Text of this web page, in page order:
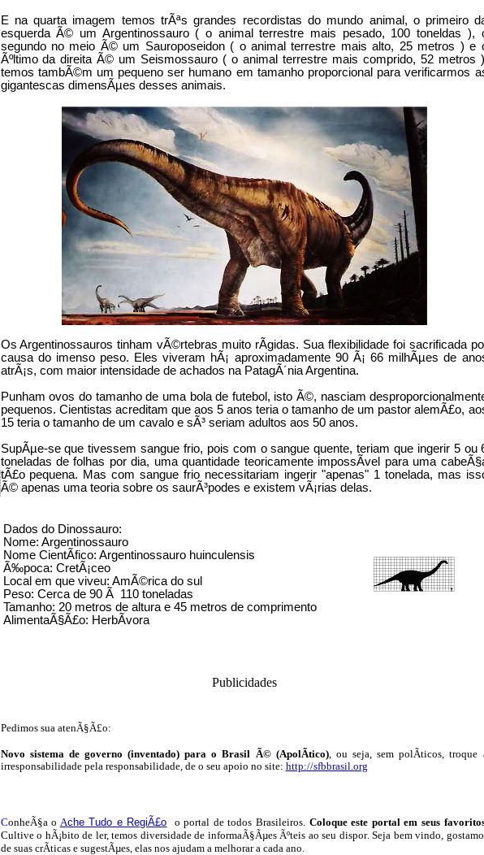
E na quarta imagem temos trÃªs grandes recordistas do mundo animal, o primeiro
esquerda Ã© um Argentinossauro ( o animal terrestre mais pesado, 100 toneldas ),
segundo no meio Ã© um Sauroposeidon ( o animal terrestre mais alto, 25 metros ) e
Ãºltimo da direita Ã© um Seismossauro ( o animal terrestre mais comprido, 52 metros
temos tambÃ©m um pequeno ser humano em tamanho proporcional para verificarmos
gigantescas dimensÃµes desses animais.
Os Argentinossauros tinham vÃ©rtebras muito rÃ­gidas. Sua flexibilidade foi sacrificada
causa do imenso peso. Eles viveram hÃ¡ aproximadamente 90 Ã¡ 66 milhÃµes de
atrÃ¡s, com maior intensidade de achados na PatagÃ´nia Argentina.
Punham ovos do tamanho de uma bola de futebol, isto Ã©, nasciam
pequenos. Cientistas acreditam que aos 5 anos teria o tamanho de um pastor alemÃ£o,
15 teria o tamanho de um cavalo e sÃ³ seriam adultos aos 50 anos.
SupÃµe-se que tivessem sangue frio, pois com o sangue quente, teriam que ingerir 5 ou
toneladas de folhas por dia, uma quantidade teoricamente impossÃ­vel para uma
tÃ£o pequena. Mas com sangue frio necessitariam ingerir "apenas" 1 tonelada, mas
Ã© apenas uma teoria sobre os saurÃ³podes e existem vÃ¡rias delas.
Dados do Dinossauro:
Nome: Argentinossauro
Nome CientÃ­fico: Argentinossauro huinculensis
Ã‰poca: CretÃ¡ceo
Local em que viveu: AmÃ©rica do sul
Peso: Cerca de 90 Ã 110 toneladas
Tamanho: 20 metros de altura e 45 metros de comprimento
AlimentaÃ§Ã£o: HerbÃ­vora
Publicidades
Pedimos sua atenÃ§Ã£o:
Novo sistema de governo (inventado) para o Brasil Ã© (ApolÃ­tico), ou seja, sem polÃ­ticos, troque
irresponsabilidade pela responsabilidade, de o seu apoio no site: http://sfbbrasil.org
ConheÃ§a o Ache Tudo e RegiÃ£o o portal de todos Brasileiros. Coloque este portal em seus
Cultive o hÃ¡bito de ler, temos diversidade de informaÃ§Ãµes Ãºteis ao seu dispor. Seja bem vindo, g
de suas crÃ­ticas e sugestÃµes, elas nos ajudam a melhorar a cada ano.